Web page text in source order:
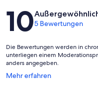
Bewertungen
105 Bewertungen
Die Bewertungen werden in
unterliegen einem
anders angegeben.
Mehr erfahren
Wird